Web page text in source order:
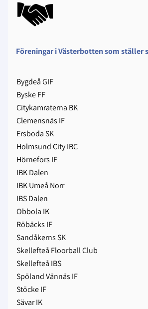
Föreningar i Västerbotten som ställer
Bygdeå GIF
Byske FF
Citykamraterna BK
Clemensnäs IF
Ersboda SK
Holmsund City IBC
Hörnefors IF
IBK Dalen
IBK Umeå Norr
IBS Dalen
Obbola IK
Röbäcks IF
Sandåkerns SK
Skellefteå Floorball Club
Skellefteå IBS
Spöland Vännäs IF
Stöcke IF
Sävar IK